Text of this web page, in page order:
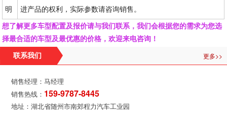
明
进产品的权利，实际参数请咨询销售。
想了解更多车型配置及报价请与我们联系，我们会根据您的需求为您选
择最合适的车型及最优惠的价格，欢迎来电咨询！
联系我们 更多>>
销售经理：马经理
销售热线： 159-9787-8445
地址：湖北省随州市南郊程力汽车工业园